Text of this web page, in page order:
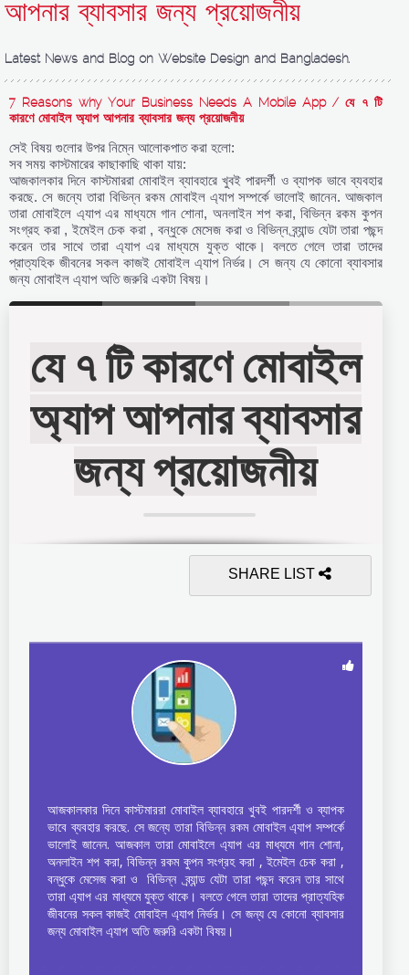
আপনার ব্যাবসার জন্য প্রয়োজনীয়
Latest News and Blog on Website Design and Bangladesh.
7 Reasons why Your Business Needs A Mobile App / যে ৭ টি
কারণে মোবাইল অ্যাপ আপনার ব্যাবসার জন্য প্রয়োজনীয়
সেই বিষয় গুলোর উপর নিম্নে আলোকপাত করা হলো:
সব সময় কাস্টমারের কাছাকাছি থাকা যায়:
আজকালকার দিনে কাস্টমাররা মোবাইল ব্যাবহারে খুবই পারদর্শী ও ব্যাপক ভাবে ব্যবহার
করছে. সে জন্যে তারা বিভিন্ন রকম মোবাইল এ্যাপ সম্পর্কে ভালোই জানেন. আজকাল
তারা মোবাইলে এ্যাপ এর মাধ্যমে গান শোনা, অনলাইন শপ করা, বিভিন্ন রকম কুপন
সংগ্রহ করা , ইমেইল চেক করা , বন্ধুকে মেসেজ করা ও বিভিন্ন ব্র্যান্ড যেটা তারা পছন্দ
করেন তার সাথে তারা এ্যাপ এর মাধ্যমে যুক্ত থাকে। বলতে গেলে তারা তাদের
প্রাত্যহিক জীবনের সকল কাজই মোবাইল এ্যাপ নির্ভর। সে জন্য যে কোনো ব্যাবসার
জন্য মোবাইল এ্যাপ অতি জরুরি একটা বিষয়।
যে ৭ টি কারণে মোবাইল
অ্যাপ আপনার ব্যাবসার
জন্য প্রয়োজনীয়
SHARE LIST
আজকালকার দিনে কাস্টমাররা মোবাইল ব্যাবহারে খুবই পারদর্শী ও ব্যাপক
ভাবে ব্যবহার করছে. সে জন্যে তারা বিভিন্ন রকম মোবাইল এ্যাপ সম্পর্কে
ভালোই জানেন. আজকাল তারা মোবাইলে এ্যাপ এর মাধ্যমে গান শোনা,
অনলাইন শপ করা, বিভিন্ন রকম কুপন সংগ্রহ করা , ইমেইল চেক করা ,
বন্ধুকে মেসেজ করা ও বিভিন্ন ব্র্যান্ড যেটা তারা পছন্দ করেন তার সাথে
তারা এ্যাপ এর মাধ্যমে যুক্ত থাকে। বলতে গেলে তারা তাদের প্রাত্যহিক
জীবনের সকল কাজই মোবাইল এ্যাপ নির্ভর। সে জন্য যে কোনো ব্যাবসার
জন্য মোবাইল এ্যাপ অতি জরুরি একটা বিষয়।